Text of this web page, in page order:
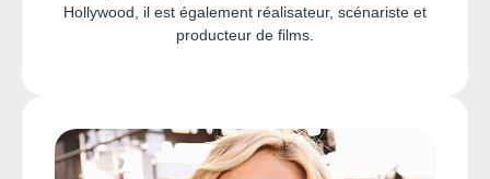
Hollywood, il est également réalisateur, scénariste et
producteur de films.